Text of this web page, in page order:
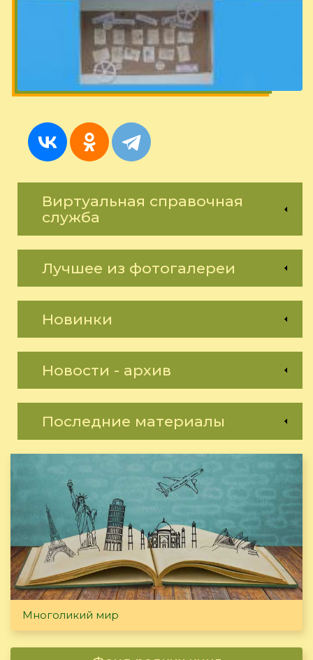
Виртуальная справочная
служба
Лучшее из фотогалереи
Новинки
Новости - архив
Последние материалы
Многоликий мир